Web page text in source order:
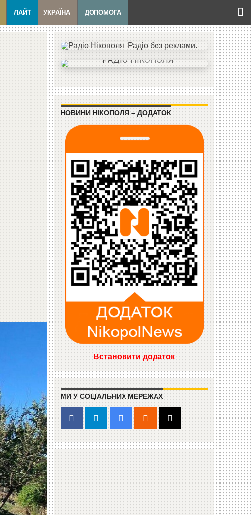
ЛАЙТ УКРАЇНА ДОПОМОГА
НОВИНИ НІКОПОЛЯ – ДОДАТОК
Встановити додаток
МИ У СОЦІАЛЬНИХ МЕРЕЖАХ